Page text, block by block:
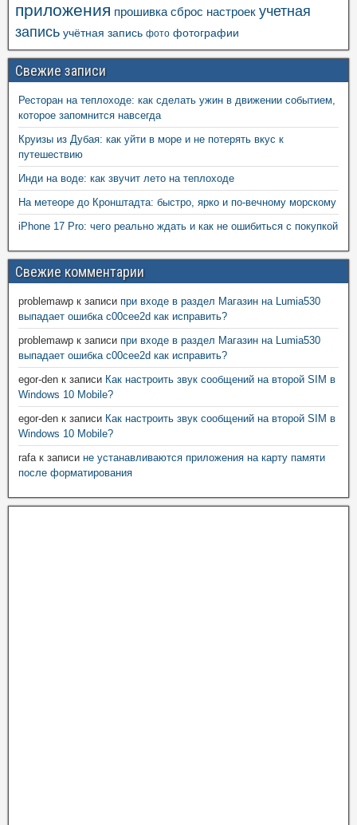
приложения прошивка сброс настроек учетная
запись учётная запись фото фотографии
Свежие записи
Ресторан на теплоходе: как сделать ужин в движении событием,
которое запомнится навсегда
Круизы из Дубая: как уйти в море и не потерять вкус к
путешествию
Инди на воде: как звучит лето на теплоходе
На метеоре до Кронштадта: быстро, ярко и по-вечному морскому
iPhone 17 Pro: чего реально ждать и как не ошибиться с покупкой
Свежие комментарии
problemawp к записи при входе в раздел Магазин на Lumia530
выпадает ошибка c00cee2d как исправить?
problemawp к записи при входе в раздел Магазин на Lumia530
выпадает ошибка c00cee2d как исправить?
egor-den к записи Как настроить звук сообщений на второй SIM в
Windows 10 Mobile?
egor-den к записи Как настроить звук сообщений на второй SIM в
Windows 10 Mobile?
rafaк записи не устанавливаются приложения на карту памяти
после форматирования